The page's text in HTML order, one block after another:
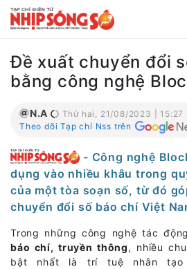
Đề xuất chuyển đổi
bằng công nghệ
N.A
Thứ hai, 21/08/2023 | 15:27 |
Theo dõi Tạp chí Nss trên
- Công nghệ
dụng vào nhiều khâu trong
của một tòa soạn số, từ đó
chuyển đổi số báo chí Việt
Trong những công nghệ tác
báo chí, truyền thông, nhiều
bật nhất là trí tuệ nhân tạo